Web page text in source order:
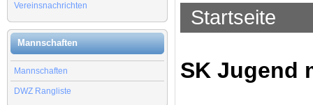
Vereinsnachrichten
Mannschaften
Mannschaften
DWZ Rangliste
Startseite
SK Jugend